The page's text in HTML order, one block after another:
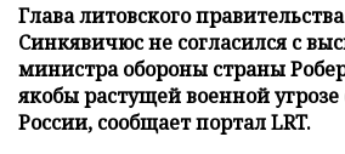
Глава литовского
Синкявичюс не согласился с
министра обороны страны
якобы растущей военной угрозе
России, сообщает портал LRT.